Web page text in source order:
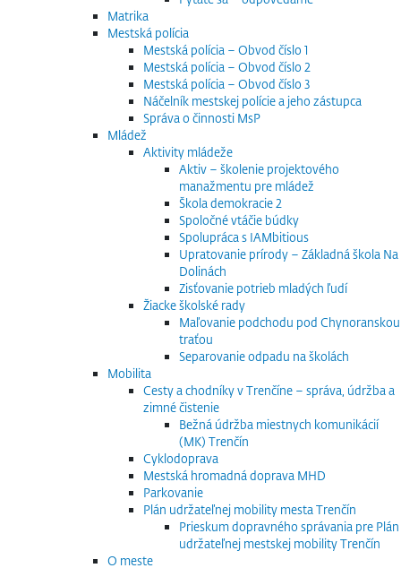
Matrika
Mestská polícia
Mestská polícia – Obvod číslo 1
Mestská polícia – Obvod číslo 2
Mestská polícia – Obvod číslo 3
Náčelník mestskej polície a jeho zástupca
Správa o činnosti MsP
Mládež
Aktivity mládeže
Aktiv – školenie projektového
manažmentu pre mládež
Škola demokracie 2
Spoločné vtáčie búdky
Spolupráca s IAMbitious
Upratovanie prírody – Základná škola Na
Dolinách
Zisťovanie potrieb mladých ľudí
Žiacke školské rady
Maľovanie podchodu pod Chynoranskou
traťou
Separovanie odpadu na školách
Mobilita
Cesty a chodníky v Trenčíne – správa, údržba a
zimné čistenie
Bežná údržba miestnych komunikácií
(MK) Trenčín
Cyklodoprava
Mestská hromadná doprava MHD
Parkovanie
Plán udržateľnej mobility mesta Trenčín
Prieskum dopravného správania pre Plán
udržateľnej mestskej mobility Trenčín
O meste